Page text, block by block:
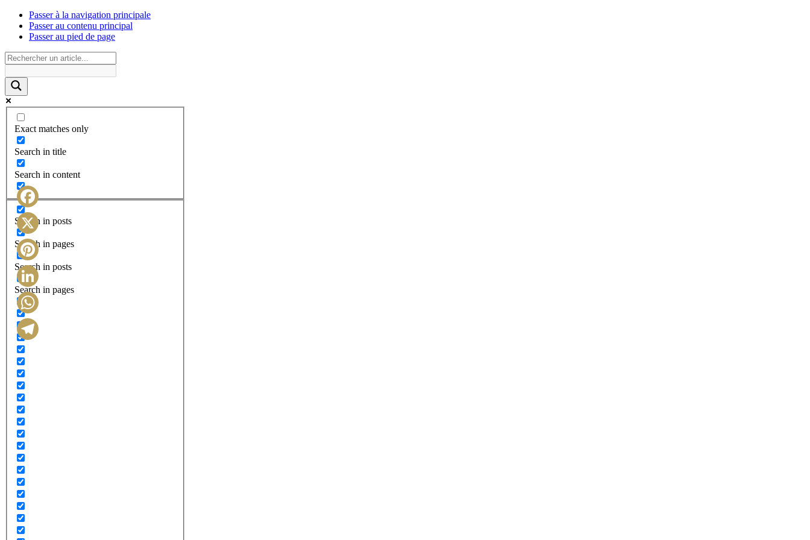
Passer à la navigation principale
Passer au contenu principal
Passer au pied de page
Exact matches only
Search in title
Search in content
Search in posts
Search in pages
Search in posts
Search in pages
Facebook
X
Pinterest
LinkedIn
WhatsApp
Telegram